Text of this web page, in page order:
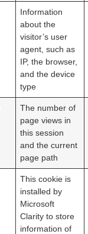
Information
about the
visitor’s user
agent, such as
IP, the browser,
and the device
type
The number of
page views in
this session
and the current
page path
This cookie is
installed by
Microsoft
Clarity to store
information of